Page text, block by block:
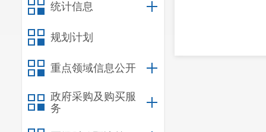
统计信息
规划计划
重点领域信息公开
政府采购及购买服
务